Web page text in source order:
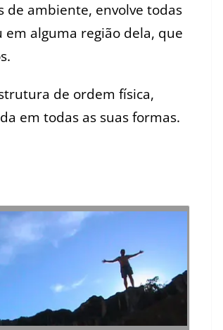
ambiente, envolve todas
em alguma região dela, que
de ordem física,
em todas as suas formas.